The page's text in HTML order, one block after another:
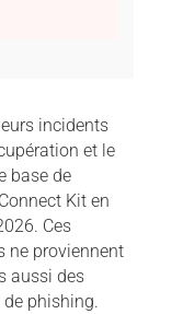
incidents
et le
base de
Kit en
Ces
ne proviennent
aussi des
de phishing.